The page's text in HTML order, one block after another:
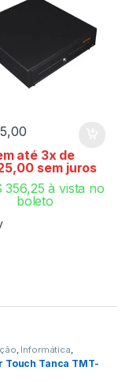
até 3x de
sem juros
356,25 à vista no
boleto
Informática
e Touch Monitor
Touch Tanca TMT-